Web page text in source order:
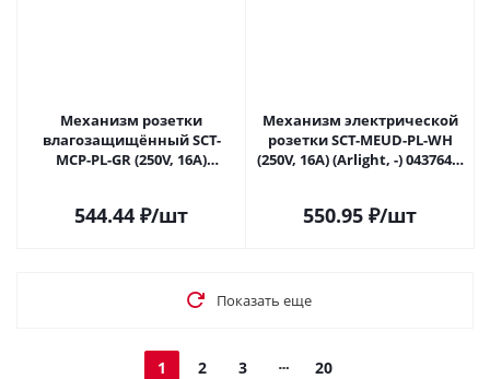
Механизм розетки
влагозащищённый SCT-
MCP-PL-GR (250V, 16A)
544.44 ₽/шт
Механизм электрической
розетки SCT-MEUD-PL-WH
(250V, 16A) (Arlight, -) 043764 в
550.95 ₽/шт
Показать еще
1 2 3 20